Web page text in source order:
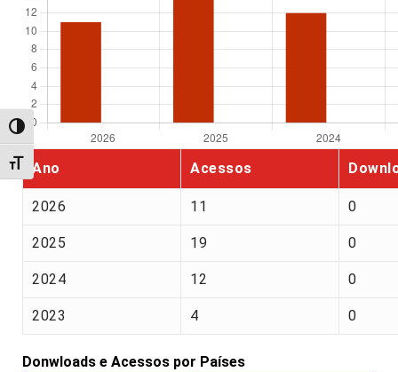
Alternar alto contraste
Alternar tamanho da fonte
Ano Acessos
2026 11 0
2025 19 0
2024 12 0
2023 4 0
Donwloads e Acessos por Países